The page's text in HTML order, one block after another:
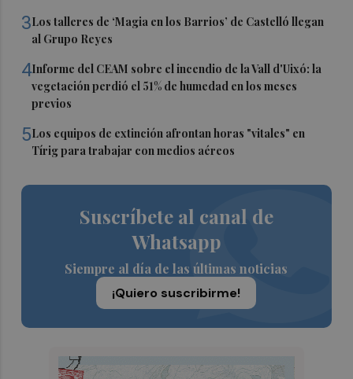
3Los talleres de ‘Magia en los Barrios’ de Castelló llegan
al Grupo Reyes
4Informe del CEAM sobre el incendio de la Vall d'Uixó: la
vegetación perdió el 51% de humedad en los meses
previos
5Los equipos de extinción afrontan horas "vitales" en
Tírig para trabajar con medios aéreos
Suscríbete al canal de
Whatsapp
Siempre al día de las últimas noticias
¡Quiero suscribirme!